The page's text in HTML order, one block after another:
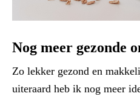
Nog meer gezonde
Zo lekker gezond en
uiteraard heb ik nog meer